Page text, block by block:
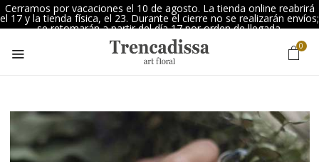
Cerramos por vacaciones el 10 de agosto. La tienda online reabrirá
el 17 y la tienda física, el 23. Durante el cierre no se realizarán envíos;
se retomarán a partir del día 17 por orden de llegada.
0